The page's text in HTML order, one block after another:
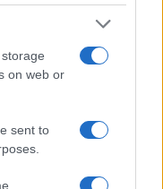
on web or
sent to
a
és
fenn a
élettel.